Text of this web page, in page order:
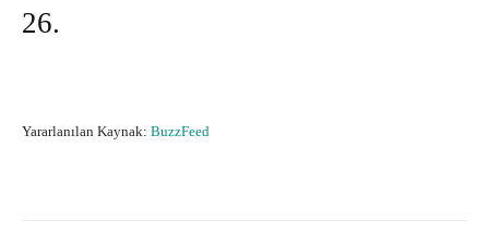
26.
Yararlanılan Kaynak: BuzzFeed